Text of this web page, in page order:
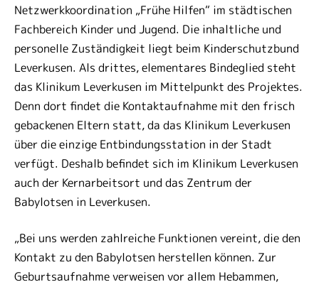
Netzwerkkoordination „Frühe Hilfen“ im städtischen
Fachbereich Kinder und Jugend. Die inhaltliche und
personelle Zuständigkeit liegt beim Kinderschutzbund
Leverkusen. Als drittes, elementares Bindeglied steht
das Klinikum Leverkusen im Mittelpunkt des Projektes.
Denn dort findet die Kontaktaufnahme mit den frisch
gebackenen Eltern statt, da das Klinikum Leverkusen
über die einzige Entbindungsstation in der Stadt
verfügt. Deshalb befindet sich im Klinikum Leverkusen
auch der Kernarbeitsort und das Zentrum der
Babylotsen in Leverkusen.
„Bei uns werden zahlreiche Funktionen vereint, die den
Kontakt zu den Babylotsen herstellen können. Zur
Geburtsaufnahme verweisen vor allem Hebammen,